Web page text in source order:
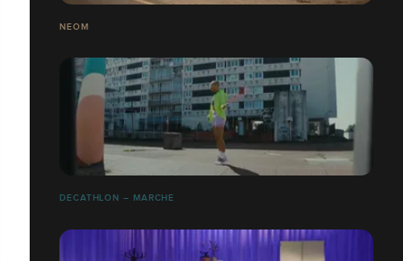
NEOM
DECATHLON – MARCHE